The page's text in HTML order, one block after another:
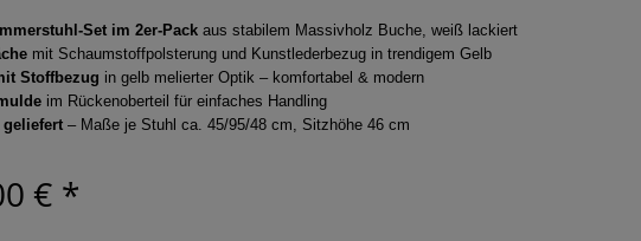
Set im 2er-Pack aus stabilem Massivholz Buche, weiß lackiert
mit Schaumstoffpolsterung und Kunstlederbezug in trendigem Gelb
Stoffbezug in gelb melierter Optik – komfortabel & modern
im Rückenoberteil für einfaches Handling
geliefert – Maße je Stuhl ca. 45/95/48 cm, Sitzhöhe 46 cm
€ *